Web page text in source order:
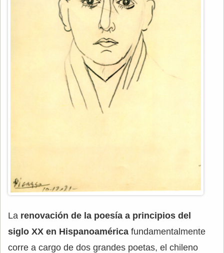
La renovación de la poesía a principios del
siglo XX en Hispanoamérica fundamentalmente
corre a cargo de dos grandes poetas, el chileno